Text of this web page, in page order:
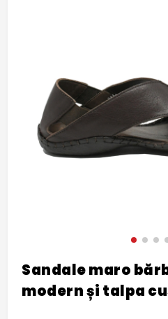
Sandale maro
modern și talpa